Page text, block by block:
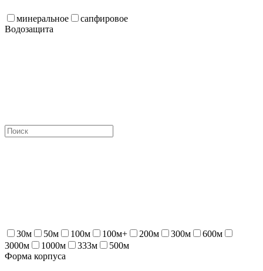
минеральное
сапфировое
Водозащита
30м 50м 100м 100м+ 200м 300м
600м
3000м
1000м 333м
500м
Форма корпуса